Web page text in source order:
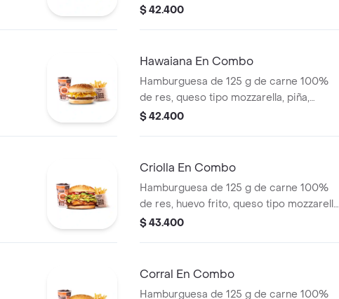
queso tipo mozzarella, cebolla grillé,
cascos) + bebida PET
$ 42.400
Hawaiana En Combo
Hamburguesa de 125 g de carne 100%
de res, queso tipo mozzarella, piña,
lechuga, salsa blanca y salsa de tomate
$ 42.400
Criolla En Combo
Hamburguesa de 125 g de carne 100%
de res, huevo frito, queso tipo mozzarella,
cebolla grillé, tomate en rodajas, lechuga
$ 43.400
Corral En Combo
Hamburguesa de 125 g de carne 100%